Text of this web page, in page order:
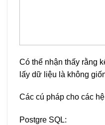
Có thể nhận thấy rằng
lấy dữ liệu là không
Các cú pháp cho các
Postgre SQL: